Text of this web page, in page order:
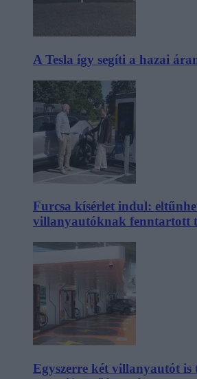
A Tesla így segíti a hazai
Furcsa kísérlet indul:
villanyautóknak fenntartott
Egyszerre két villanyautót